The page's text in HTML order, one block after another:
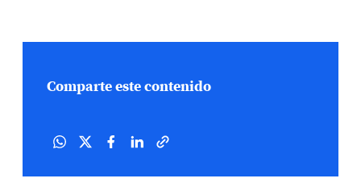
Comparte este contenido